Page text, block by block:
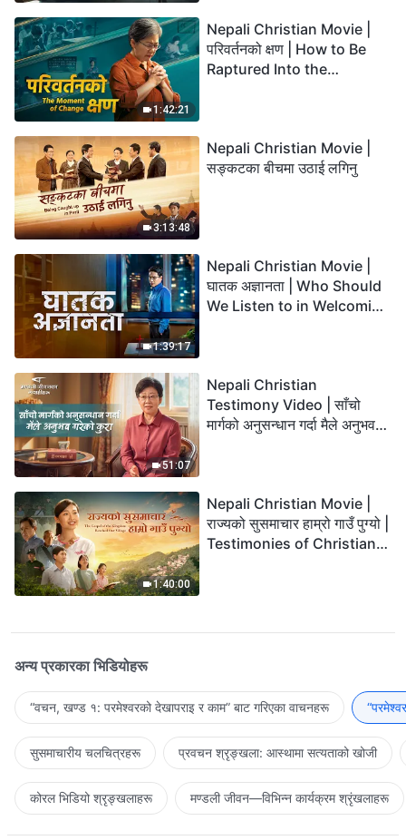
1:42:21
Nepali Christian Movie |
परिवर्तनको क्षण | How to Be
Raptured Into the
3:13:48
Nepali Christian Movie |
सङ्कटका बीचमा उठाई लगिनु
1:39:17
Nepali Christian Movie |
घातक अज्ञानता | Who Should
We Listen to in Welcoming
51:07
Nepali Christian
Testimony Video | साँचो
मार्गको अनुसन्धान गर्दा मैले अनुभव
1:40:00
Nepali Christian Movie |
राज्यको सुसमाचार हाम्रो गाउँ पुग्यो |
Testimonies of Christians
अन्य प्रकारका भिडियोहरू
“वचन, खण्ड १: परमेश्‍वरको देखापराइ र काम” बाट गरिएका वाचनहरू
सुसमाचारीय चलचित्रहरू प्रवचन श्रृङ्खला: आस्थामा सत्यताको खोजी
कोरल भिडियो श्रृङ्खलाहरू मण्डली जीवन—विभिन्‍न कार्यक्रम श्रृंखलाहरू